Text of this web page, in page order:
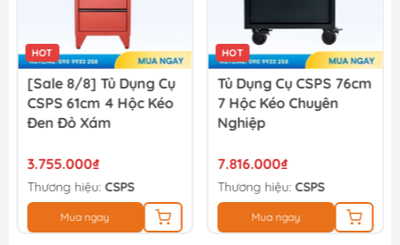
HOT
[Sale 8/8] Tủ Dụng Cụ
CSPS 61cm 4 Hộc Kéo
Đen Đỏ Xám
3.755.000₫
Thương hiệu: CSPS
Mua ngay
HOT
Tủ Dụng Cụ CSPS 76cm
7 Hộc Kéo Chuyên
Nghiệp
7.816.000₫
Thương hiệu:CSPS
Mua ngay